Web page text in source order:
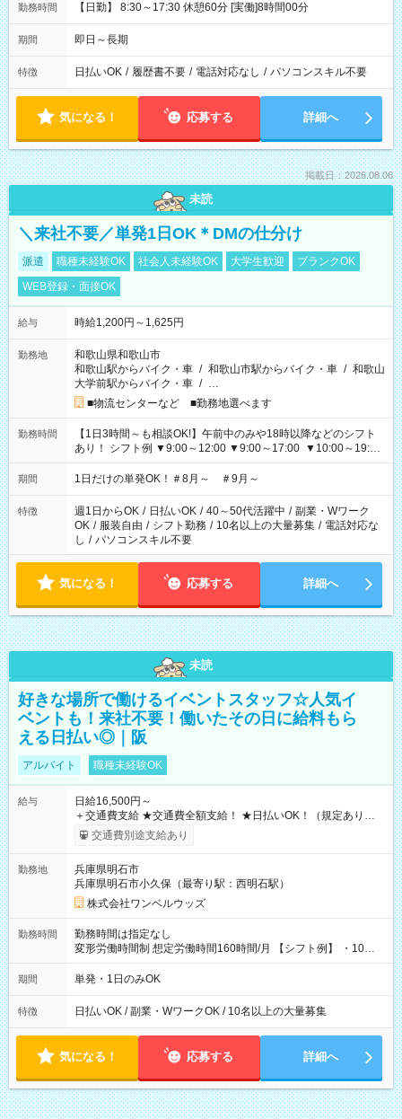
勤務時間 【日勤】 8:30～17:30 休憩60分 [実働]8時間00分
期間 即日～長期
特徴 日払いOK / 履歴書不要 / 電話対応なし / パソコンスキル不要
気になる！ 応募する 詳細へ
掲載日：2026.08.06
未読
＼来社不要／単発1日OK＊DMの仕分け
派遣 職種未経験OK 社会人未経験OK 大学生歓迎
ブランクOK
WEB登録・面接OK
給与 時給1,200円～1,625円
勤務地
和歌山県和歌山市
和歌山駅からバイク・車 / 和歌山市駅からバイク・車 / 和歌山
大学前駅からバイク・車 / …
■物流センターなど ■勤務地選べます
勤務時間
【1日3時間～も相談OK!】午前中のみや18時以降などのシフト
あり！ シフト例 ▼9:00～12:00 ▼9:00～17:00 ▼10:00～19:00
▼18:00～21:00
期間 1日だけの単発OK！＃8月～ ＃9月～
特徴 週1日からOK / 日払いOK / 40～50代活躍中 / 副業・Wワーク
OK / 服装自由 / シフト勤務 / 10名以上の大量募集 / 電話対応な
し / パソコンスキル不要
気になる！ 応募する 詳細へ
未読
好きな場所で働けるイベントスタッフ☆人気イ
ベントも！来社不要！働いたその日に給料もら
える日払い◎｜阪
アルバイト 職種未経験OK
給与
日給16,500円～
＋交通費支給 ★交通費全額支給！ ★日払いOK！（規定あり） ┗
働いたその日に現金GET♪ お仕事後はコンビニATMから 日払
交通費別途支給あり
勤務地
兵庫県明石市
兵庫県明石市小久保（最寄り駅：西明石駅）
株式会社ワンベルウッズ
勤務時間
勤務時間は指定なし
変形労働時間制 想定労働時間160時間/月 【シフト例】 ・10：
00～20：00
期間 単発・1日のみOK
特徴 日払いOK / 副業・WワークOK / 10名以上の大量募集
気になる！ 応募する 詳細へ